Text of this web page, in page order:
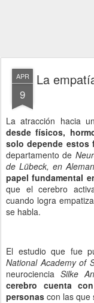
APR
9
La
La atracción hacia
desde físicos,
solo depende estos
departamento de
de Lübeck, en
papel fundamental
que el cerebro
cuando logra
se habla.
El estudio que fue
National Academy of
neurociencia Silke
cerebro cuenta
personas con las que